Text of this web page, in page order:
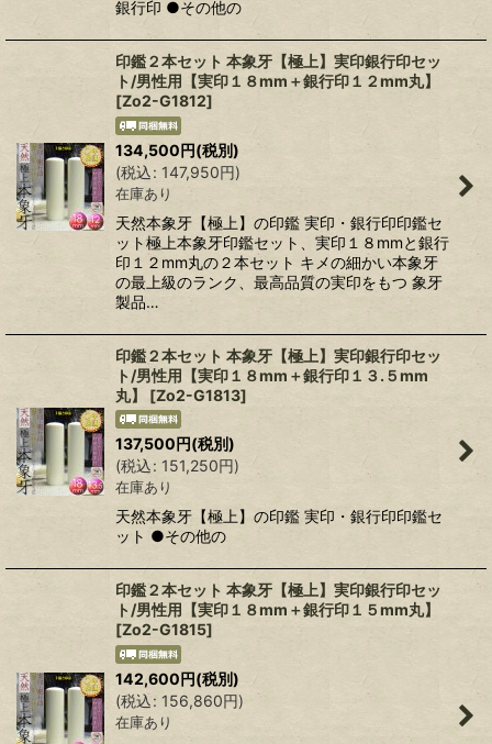
銀行印 ●その他の
印鑑２本セット 本象牙【極上】実印銀行印セッ
ト/男性用【実印１８mm＋銀行印１２mm丸】
[Zo2-G1812]
134,500円(税別)
(税込: 147,950円)
在庫あり
天然本象牙【極上】の印鑑 実印・銀行印印鑑セ
ット極上本象牙印鑑セット、実印１８mmと銀行
印１２mm丸の２本セット キメの細かい本象牙
の最上級のランク、最高品質の実印をもつ 象牙
製品…
印鑑２本セット 本象牙【極上】実印銀行印セッ
ト/男性用【実印１８mm＋銀行印１３.５mm
丸】
[Zo2-G1813]
137,500円(税別)
(税込: 151,250円)
在庫あり
天然本象牙【極上】の印鑑 実印・銀行印印鑑セ
ット ●その他の
印鑑２本セット 本象牙【極上】実印銀行印セッ
ト/男性用【実印１８mm＋銀行印１５mm丸】
[Zo2-G1815]
142,600円(税別)
(税込: 156,860円)
在庫あり